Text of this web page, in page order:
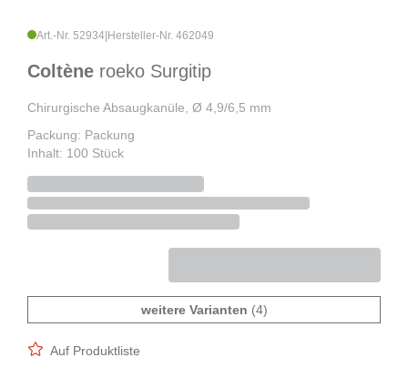
Art.-Nr. 52934 Hersteller-Nr. 462049
Coltène roeko Surgitip
Chirurgische Absaugkanüle, Ø 4,9/6,5 mm
Packung: Packung
Inhalt: 100 Stück
weitere Varianten (4)
Auf Produktliste